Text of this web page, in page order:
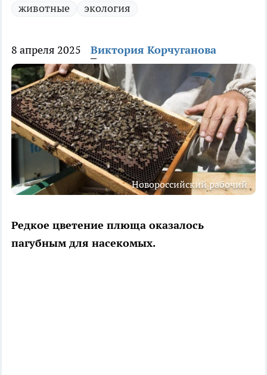
животные экология
8 апреля 2025 Виктория Корчуганова
Новороссийский рабочий
Редкое цветение плюща оказалось
пагубным для насекомых.